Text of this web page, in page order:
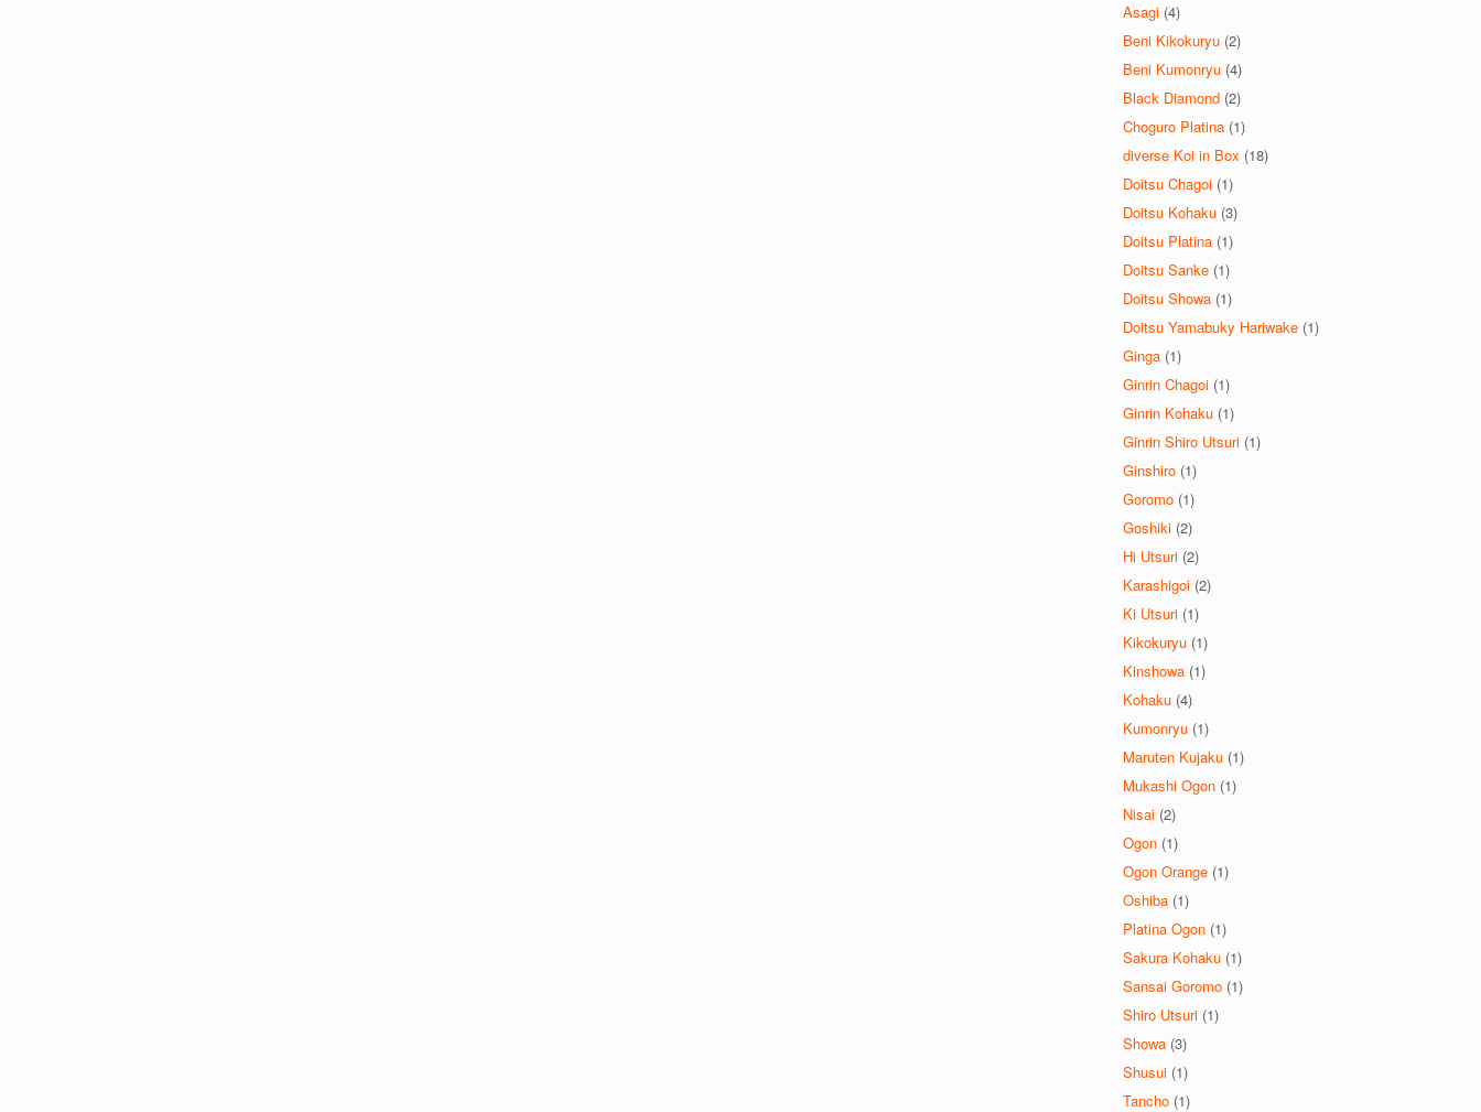
Asagi (4)
Beni Kikokuryu (2)
Beni Kumonryu (4)
Black Diamond (2)
Choguro Platina (1)
diverse Koi in Box (18)
Doitsu Chagoi (1)
Doitsu Kohaku (3)
Doitsu Platina (1)
Doitsu Sanke (1)
Doitsu Showa (1)
Doitsu Yamabuky Hariwake (1)
Ginga (1)
Ginrin Chagoi (1)
Ginrin Kohaku (1)
Ginrin Shiro Utsuri (1)
Ginshiro (1)
Goromo (1)
Goshiki (2)
Hi Utsuri (2)
Karashigoi (2)
Ki Utsuri (1)
Kikokuryu (1)
Kinshowa (1)
Kohaku (4)
Kumonryu (1)
Maruten Kujaku (1)
Mukashi Ogon (1)
Nisai (2)
Ogon (1)
Ogon Orange (1)
Oshiba (1)
Platina Ogon (1)
Sakura Kohaku (1)
Sansai Goromo (1)
Shiro Utsuri (1)
Showa (3)
Shusui (1)
Tancho (1)